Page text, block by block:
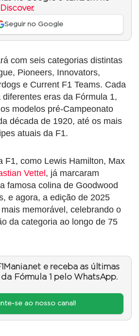
.
Seguir no Google
com seis categorias distintas
Pioneers, Innovators,
e Current F1 Teams. Cada
eras da Fórmula 1,
modelos pré-Campeonato
década de 1920, até os mais
atuais da F1.
F1, como Lewis Hamilton, Max
Vettel , já marcaram
famosa colina de Goodwood
e agora, a edição de 2025
memorável, celebrando o
da categoria ao longo de 75
e receba as últimas
Fórmula 1 pelo WhatsApp.
se ao nosso canal!